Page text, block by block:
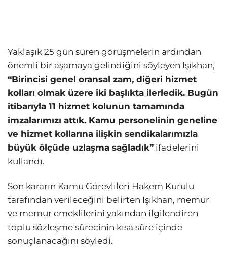
Yaklaşık 25 gün süren görüşmelerin ardından
önemli bir aşamaya gelindiğini söyleyen Işıkhan,
“Birincisi genel oransal zam, diğeri hizmet
kolları olmak üzere iki başlıkta ilerledik. Bugün
itibarıyla 11 hizmet kolunun tamamında
imzalarımızı attık. Kamu personelinin geneline
ve hizmet kollarına ilişkin sendikalarımızla
büyük ölçüde uzlaşma sağladık” ifadelerini
kullandı.
Son kararın Kamu Görevlileri Hakem Kurulu
tarafından verileceğini belirten Işıkhan, memur
ve memur emeklilerini yakından ilgilendiren
toplu sözleşme sürecinin kısa süre içinde
sonuçlanacağını söyledi.